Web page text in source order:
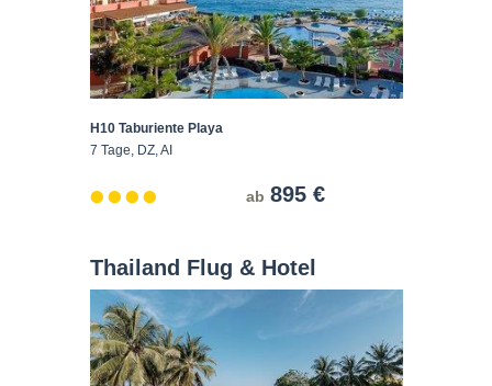
H10 Taburiente Playa
7 Tage, DZ, AI
ab 895 €
Thailand Flug & Hotel